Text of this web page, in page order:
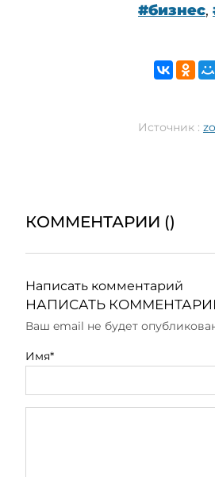
#бизнес,
Источник :
КОММЕНТАРИИ ()
Написать комментарий
НАПИСАТЬ
Ваш email не будет
Имя*